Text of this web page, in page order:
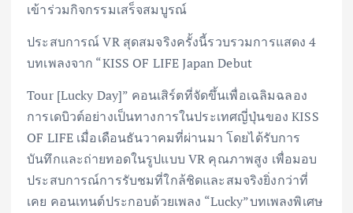
เข้าร่วมกิจกรรมเสร็จสมบูรณ์
ประสบการณ์ VR สุดสมจริงครั้งนี้รวบรวมการแสดง 4
บทเพลงจาก “KISS OF LIFE Japan Debut
Tour [Lucky Day]” คอนเสิร์ตที่จัดขึ้นเพื่อเฉลิมฉลอง
การเดบิวต์อย่างเป็นทางการในประเทศญี่ปุ่นของ KISS
OF LIFE เมื่อเดือนธันวาคมที่ผ่านมา โดยได้รับการ
บันทึกและถ่ายทอดในรูปแบบ VR คุณภาพสูง เพื่อมอบ
ประสบการณ์การรับชมที่ใกล้ชิดและสมจริงยิ่งกว่าที่
เคย คอนเทนต์ประกอบด้วยเพลง “Lucky”บทเพลงพิเศษ